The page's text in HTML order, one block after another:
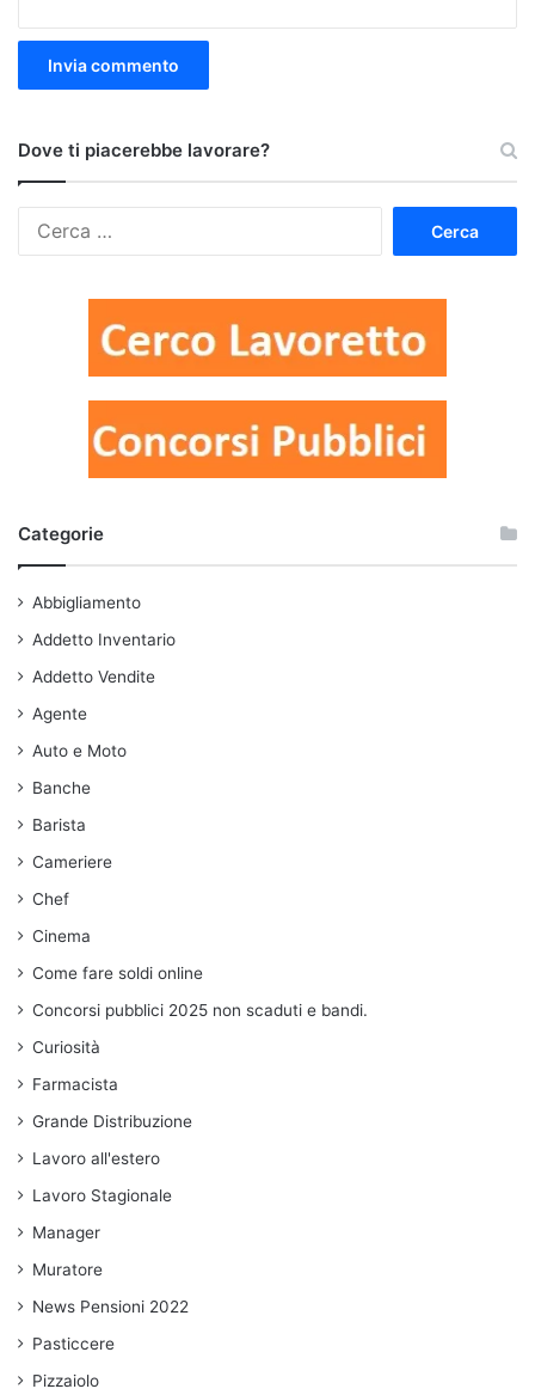
Dove ti piacerebbe lavorare?
Categorie
Abbigliamento
Addetto Inventario
Addetto Vendite
Agente
Auto e Moto
Banche
Barista
Cameriere
Chef
Cinema
Come fare soldi online
Concorsi pubblici 2025 non scaduti e bandi.
Curiosità
Farmacista
Grande Distribuzione
Lavoro all'estero
Lavoro Stagionale
Manager
Muratore
News Pensioni 2022
Pasticcere
Pizzaiolo